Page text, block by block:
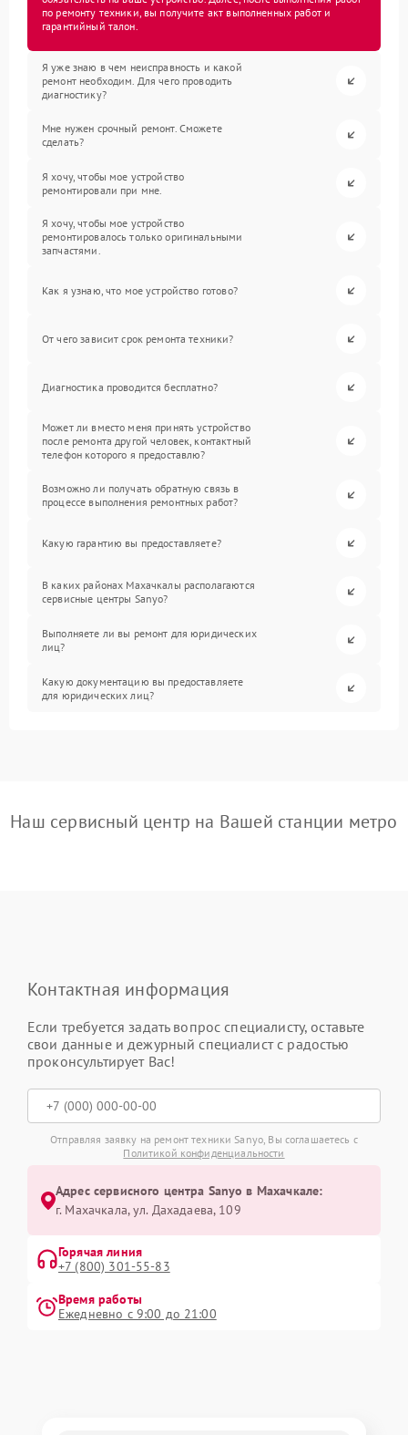
по ремонту техники, вы получите акт выполненных работ и
гарантийный талон.
Я уже знаю в чем неисправность и какой
ремонт необходим. Для чего проводить
диагностику?
Мне нужен срочный ремонт. Сможете
сделать?
Я хочу, чтобы мое устройство
ремонтировали при мне.
Я хочу, чтобы мое устройство
ремонтировалось только оригинальными
запчастями.
Как я узнаю, что мое устройство готово?
От чего зависит срок ремонта техники?
Диагностика проводится бесплатно?
Может ли вместо меня принять устройство
после ремонта другой человек, контактный
телефон которого я предоставлю?
Возможно ли получать обратную связь в
процессе выполнения ремонтных работ?
Какую гарантию вы предоставляете?
В каких районах Махачкалы располагаются
сервисные центры Sanyo?
Выполняете ли вы ремонт для юридических
лиц?
Какую документацию вы предоставляете
для юридических лиц?
Наш сервисный центр на Вашей станции метро
Контактная информация
Если требуется задать вопрос специалисту, оставьте
свои данные и дежурный специалист с радостью
проконсультирует Вас!
Отправляя заявку на ремонт техники Sanyo, Вы соглашаетесь с
Политикой конфиденциальности
Адрес сервисного центра Sanyo в Махачкале:
г. Махачкала, ул. Дахадаева, 109
Горячая линия
+7 (800) 301-55-83
Время работы
Ежедневно с 9:00 до 21:00